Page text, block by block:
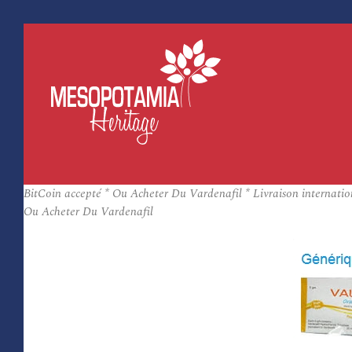
BitCoin accepté * Ou Acheter Du Vardenafil * Livraison
Ou Acheter Du Vardenafil